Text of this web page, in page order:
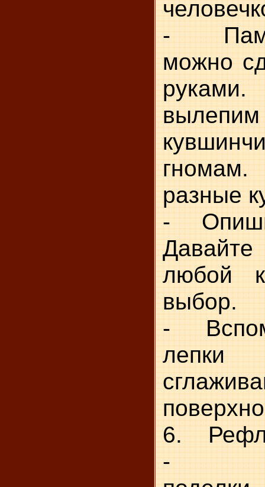
-
можно
гномам.
разные
-
любой
выбор.
-
6.
-